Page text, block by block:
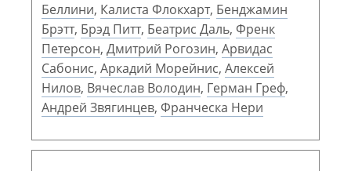
Беллини, Калиста Флокхарт, Бенджамин
Брэтт, Брэд Питт, Беатрис Даль, Френк
Петерсон, Дмитрий Рогозин, Арвидас
Сабонис, Аркадий Морейнис, Алексей
Нилов, Вячеслав Володин, Герман Греф,
Андрей Звягинцев, Франческа Нери